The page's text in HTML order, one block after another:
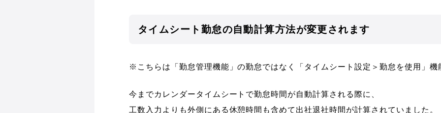
タイムシート勤怠の自動計算方法が変更されます
※こちらは「勤怠管理機能」の勤怠ではなく「タイムシート設定＞勤怠を使用」機
今までカレンダータイムシートで勤怠時間が自動計算される際に、
工数入力よりも外側にある休憩時間も含めて出社退社時間が計算されていました。